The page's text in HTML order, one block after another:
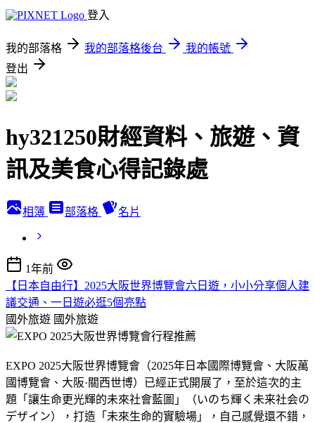
登入
我的部落格 我的部落格後台
我的帳號
登出
hy321250財經資料、旅遊、資
訊及美食心得記錄處
相簿 部落格 名片
1年前
【日本自由行】2025大阪世界博覽會六日遊，小小分享個人建
議交通、一日遊必逛5個亮點
國外旅遊 國外旅遊
EXPO 2025大阪世界博覽會（2025年日本國際博覽會、大阪萬
國博覽會、大阪·關西世博）已經正式開展了，至於這次的主
題「讓生命更光輝的未來社會藍圖」（いのち輝く未来社会の
デザイン），打造「未來生命的實驗場」，自己感覺還不錯，